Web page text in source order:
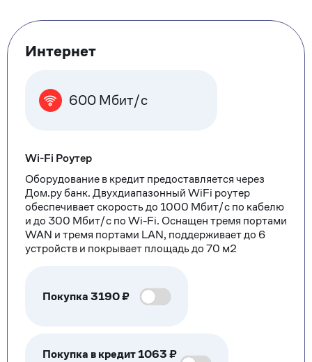
Тарифные
опции
Интернет
600 Мбит/с
Wi-Fi Роутер
Оборудование в кредит предоставляется через
Дом.ру банк. Двухдиапазонный WiFi роутер
обеспечивает скорость до 1000 Мбит/с по кабелю
и до 300 Мбит/с по Wi-Fi. Оснащен тремя портами
WAN и тремя портами LAN, поддерживает до 6
устройств и покрывает площадь до 70 м2
Покупка3190₽
Покупка в кредит 1063 ₽